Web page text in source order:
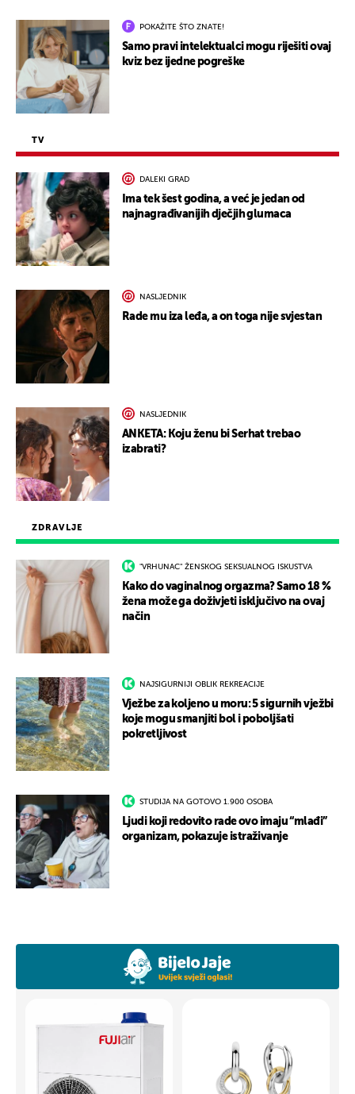
ZDRAVLJE
"VRHUNAC" ŽENSKOG SEKSUALNOG ISKUSTVA
Kako do vaginalnog orgazma? Samo 18 %
žena može ga doživjeti isključivo na ovaj
način
NAJSIGURNIJI OBLIK REKREACIJE
Vježbe za koljeno u moru: 5 sigurnih vježbi
koje mogu smanjiti bol i poboljšati
pokretljivost
STUDIJA NA GOTOVO 1.900 OSOBA
Ljudi koji redovito rade ovo imaju “mlađi”
organizam, pokazuje istraživanje
POKAŽITE ŠTO ZNATE!
Samo pravi intelektualci mogu riješiti ovaj
kviz bez ijedne pogreške
TV
DALEKI GRAD
Ima tek šest godina, a već je jedan od
najnagrađivanijih dječjih glumaca
NASLJEDNIK
Rade mu iza leđa, a on toga nije svjestan
NASLJEDNIK
ANKETA: Koju ženu bi Serhat trebao
izabrati?